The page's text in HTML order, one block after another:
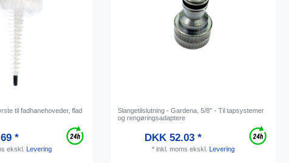
til fadhanehoveder, flad
*
ekskl. Levering
Slangetilslutning - Gardena, 5/8" - Til tapsystemer
og rengøringsadaptere
DKK 52.03 *
* inkl. moms ekskl. Levering